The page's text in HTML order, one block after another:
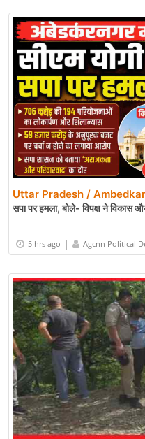
Uttar Pradesh /
सपा पर हमला, बोले- विपक्ष ने विकास
5 hrs ago | Agcnn Political